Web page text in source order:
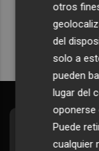
otros
del
solo a
pueden
lugar del
Puede
cualquier